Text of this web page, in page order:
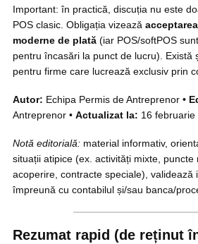
Important: în practică, discuția nu este
POS clasic. Obligația vizează
moderne de plată (iar POS/softPOS
pentru încasări la punct de lucru). Există
pentru firme care lucrează exclusiv prin
Autor: Echipa Permis de Antreprenor •
Antreprenor • Actualizat la: 16 februarie
Notă editorială: material informativ,
situații atipice (ex. activități mixte, puncte
acoperire, contracte speciale), validează
împreună cu contabilul și/sau banca/
Rezumat rapid (de reținut